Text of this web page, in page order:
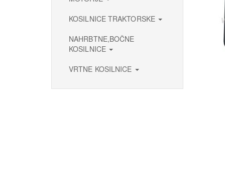
KOSILNICE TRAKTORSKE
NAHRBTNE,BOČNE
KOSILNICE
VRTNE KOSILNICE